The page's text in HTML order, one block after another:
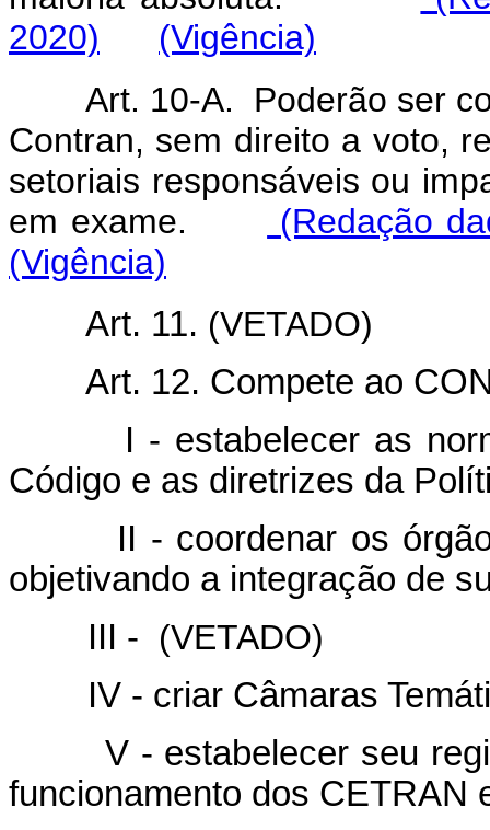
2020)
(Vigência)
Art. 10-A. Poderão ser
Contran, sem direito a voto,
setoriais responsáveis ou
em exame.
(Redação
(Vigência)
Art. 11. (VETADO)
Art. 12. Compete ao
I - estabelecer as
Código e as diretrizes da
II - coordenar os órgãos
objetivando a integração de
III - (VETADO)
IV - criar Câmaras
V - estabelecer seu
funcionamento dos CETRAN